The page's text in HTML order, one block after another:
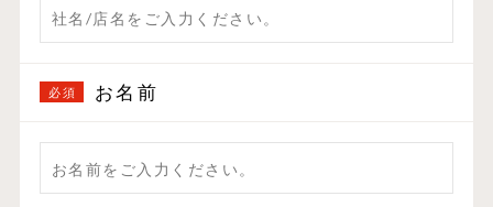
お名前